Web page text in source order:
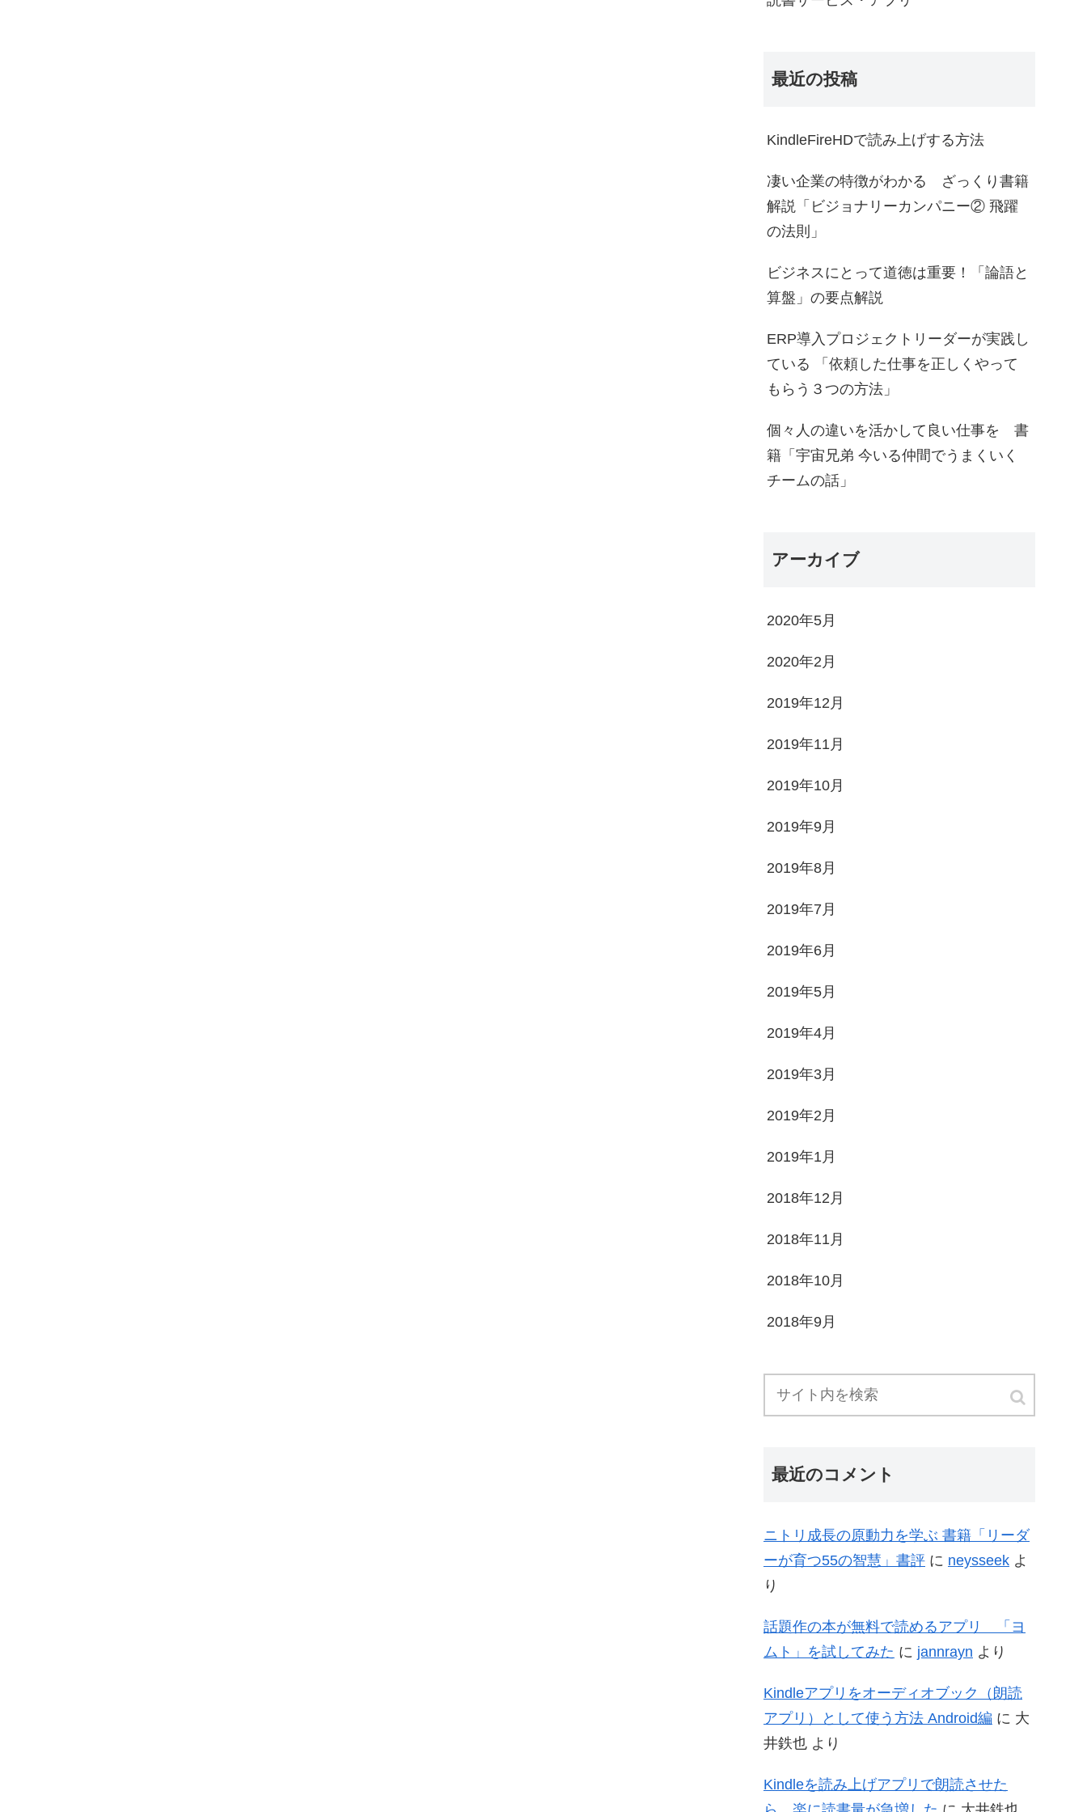
最近の投稿
KindleFireHDで読み上げする方法
凄い企業の特徴がわかる ざっくり書籍
解説「ビジョナリーカンパニー② 飛躍
の法則」
ビジネスにとって道徳は重要！「論語と
算盤」の要点解説
ERP導入プロジェクトリーダーが実践し
ている 「依頼した仕事を正しくやって
もらう３つの方法」
個々人の違いを活かして良い仕事を 書
籍「宇宙兄弟 今いる仲間でうまくいく
チームの話」
アーカイブ
2020年5月
2020年2月
2019年12月
2019年11月
2019年10月
2019年9月
2019年8月
2019年7月
2019年6月
2019年5月
2019年4月
2019年3月
2019年2月
2019年1月
2018年12月
2018年11月
2018年10月
2018年9月
最近のコメント
ニトリ成長の原動力を学ぶ 書籍「リーダ
ーが育つ55の智慧」書評 に neysseek よ
り
話題作の本が無料で読めるアプリ 「ヨ
ムト」を試してみた に jannrayn より
Kindleアプリをオーディオブック（朗読
アプリ）として使う方法 Android編 に 大
井鉄也 より
Kindleを読み上げアプリで朗読させた